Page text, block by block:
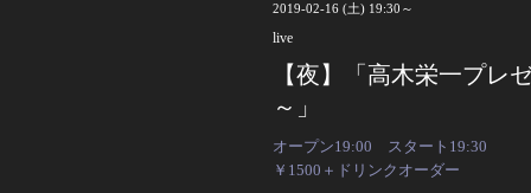
2019-02-16 (土) 19:30～
live
【夜】「高木栄一プレ
～」
オープン19:00 スタート19:30
￥1500＋ドリンクオーダー